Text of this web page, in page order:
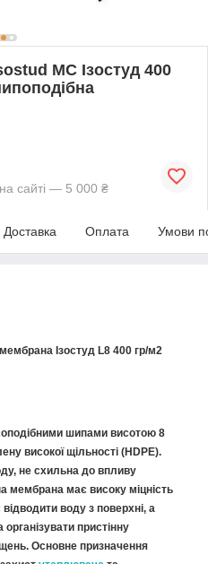
MC Ізостуд 400
сайті — 5 000 ₴
Доставка Оплата Умови
Ізостуд L8 400 гр/м2
шипами висотою 8
високої щільності (HDPE).
не схильна до впливу
мембрана має високу міцність
воду з поверхні, а
пристінну
Основне призначення